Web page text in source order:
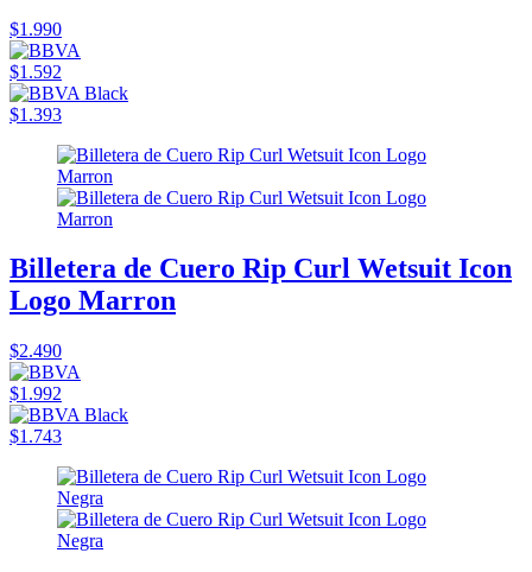
$1.990
$1.592
$1.393
Billetera de Cuero Rip Curl Wetsuit Icon
Logo Marron
$2.490
$1.992
$1.743